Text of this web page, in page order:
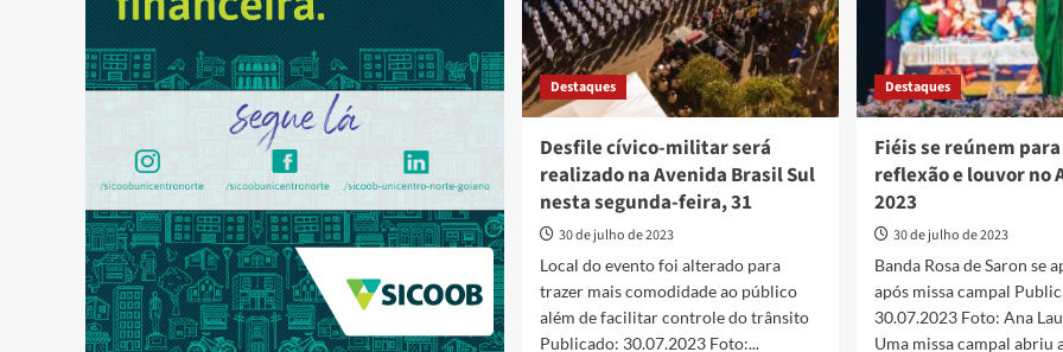
Destaques
Desfile cívico-militar será
realizado na Avenida Brasil Sul
nesta segunda-feira, 31
30 de julho de 2023
Local do evento foi alterado para
trazer mais comodidade ao público
além de facilitar controle do trânsito
Publicado: 30.07.2023 Foto:...
Destaques
Fiéis se reúnem
reflexão e louvor no
2023
30 de julho de 2023
Banda Rosa de Saron se
após missa campal
30.07.2023 Foto: Ana
Uma missa campal abriu